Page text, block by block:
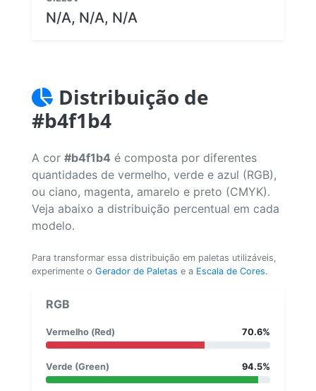
N/A, N/A, N/A
Distribuição de
#b4f1b4
A cor #b4f1b4 é composta por diferentes
quantidades de vermelho, verde e azul (RGB),
ou ciano, magenta, amarelo e preto (CMYK).
Veja abaixo a distribuição percentual em cada
modelo.
Para transformar essa distribuição em paletas utilizáveis,
experimente o Gerador de Paletas e a Escala de Cores.
RGB
Vermelho (Red) 70.6%
Verde (Green) 94.5%